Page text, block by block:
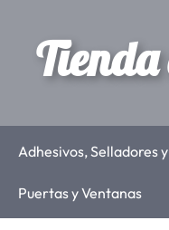
Tienda
Adhesivos, Selladores
Puertas y Ventanas